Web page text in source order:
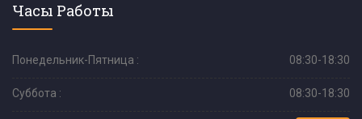
Часы Работы
Понедельник-Пятница : 08:30-18:30
Суббота : 08:30-18:30